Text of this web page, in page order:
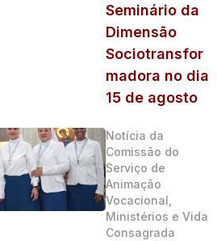
Seminário da
Dimensão
Sociotransfor
madora no dia
15 de agosto
Notícia da
Comissão do
Serviço de
Animação
Vocacional,
Ministérios e Vida
Consagrada